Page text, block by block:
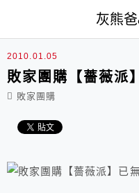
灰熊
2010.01.05
敗家團購【薔薇派
敗家團購